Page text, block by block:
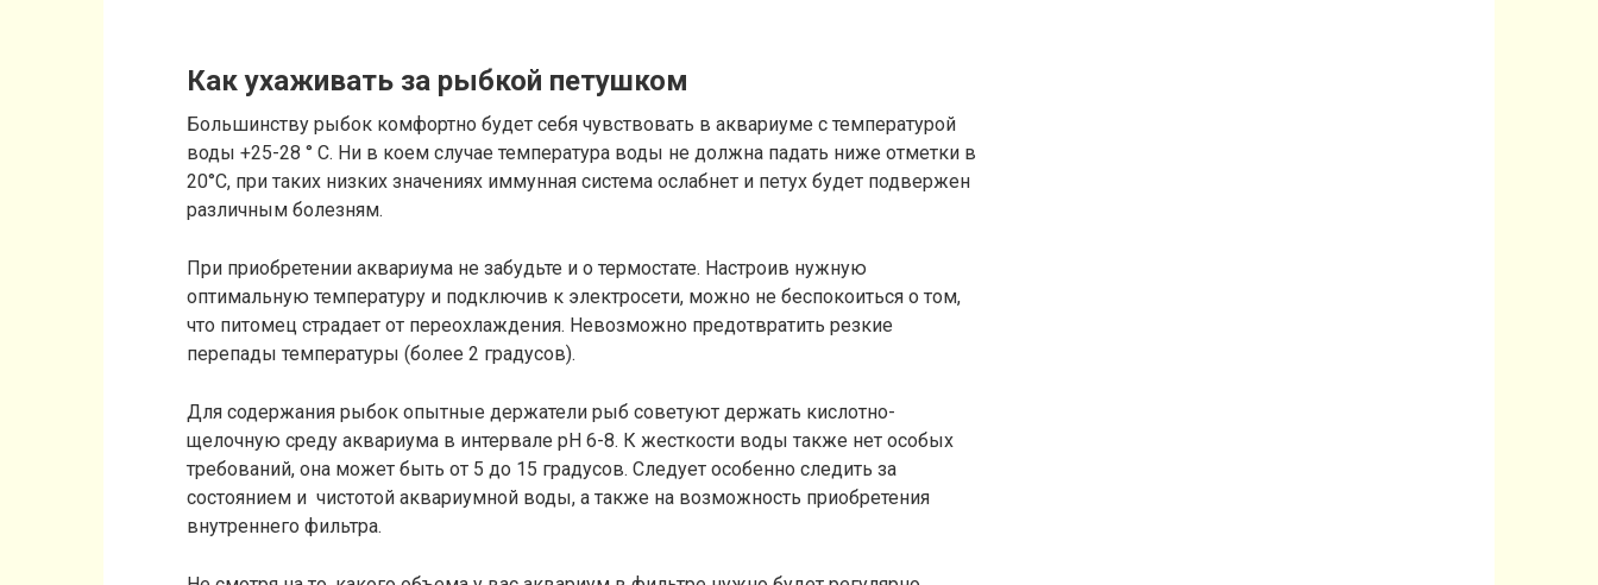
Как ухаживать за рыбкой петушком
Большинству рыбок комфортно будет себя чувствовать в аквариуме с температурой
воды +25-28 ° C. Ни в коем случае температура воды не должна падать ниже отметки в
20°C, при таких низких значениях иммунная система ослабнет и петух будет подвержен
различным болезням.
При приобретении аквариума не забудьте и о термостате. Настроив нужную
оптимальную температуру и подключив к электросети, можно не беспокоиться о том,
что питомец страдает от переохлаждения. Невозможно предотвратить резкие
перепады температуры (более 2 градусов).
Для содержания рыбок опытные держатели рыб советуют держать кислотно-
щелочную среду аквариума в интервале pH 6-8. К жесткости воды также нет особых
требований, она может быть от 5 до 15 градусов. Следует особенно следить за
состоянием и чистотой аквариумной воды, а также на возможность приобретения
внутреннего фильтра.